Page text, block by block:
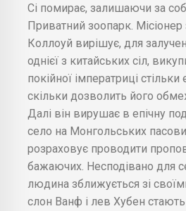
Сі помирає, залишаючи за
Приватний зоопарк. Місіонер
Коллоуй вирішує, для
однієї з китайських сіл,
покійної імператриці
скільки дозволить його
Далі він вирушає в епічну
село на Монгольських
розраховує проводити
бажаючих. Несподівано для
людина зближується зі
слон Ванф і лев Хубен